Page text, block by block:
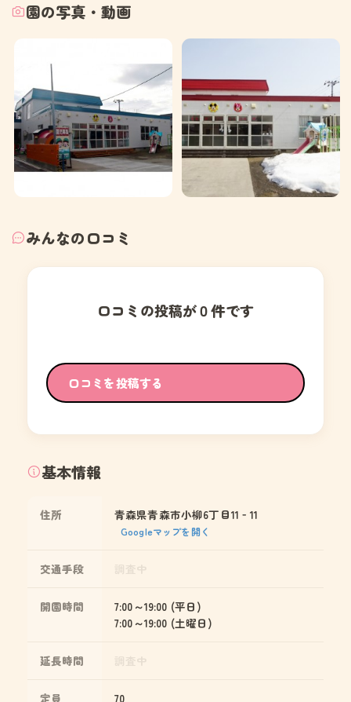
園の写真・動画
みんなの口コミ
口コミの投稿が０件です
口コミを投稿する
基本情報
住所 青森県青森市小柳6丁目11‐11
Googleマップを開く
交通手段
開園時間
7:00～19:00 (平日)
7:00～19:00 (土曜日)
延長時間
定員 70